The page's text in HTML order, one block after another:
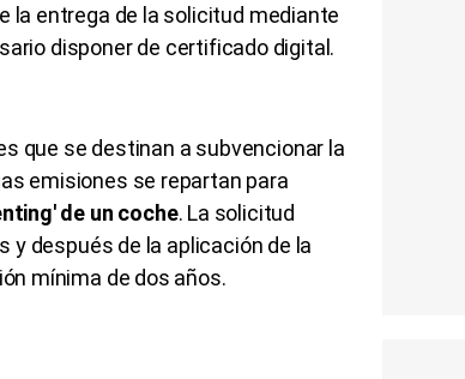
la entrega de la solicitud mediante
disponer de certificado digital.
que se destinan a subvencionar la
emisiones se repartan para
' de un coche. La solicitud
después de la aplicación de la
mínima de dos años.